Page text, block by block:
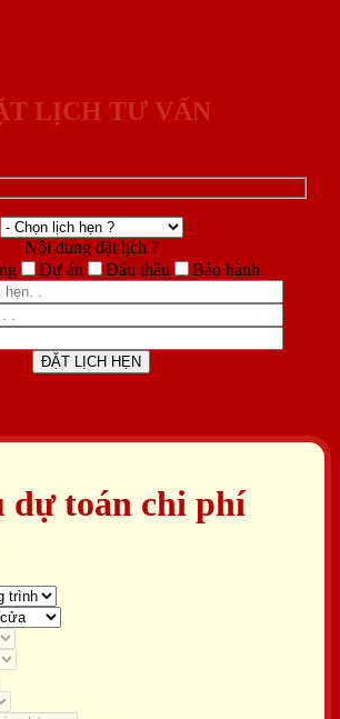
LỊCH TƯ VẤN
Nội dung đặt lịch ?
Dự án Đấu thầu Bảo hành
dự toán chi phí